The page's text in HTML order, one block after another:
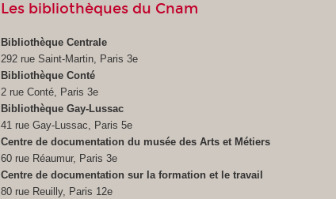
Les bibliothèques du Cnam
Bibliothèque Centrale
292 rue Saint-Martin, Paris 3e
Bibliothèque Conté
2 rue Conté, Paris 3e
Bibliothèque Gay-Lussac
41 rue Gay-Lussac, Paris 5e
Centre de documentation du musée des Arts et Métiers
60 rue Réaumur, Paris 3e
Centre de documentation sur la formation et le travail
80 rue Reuilly, Paris 12e